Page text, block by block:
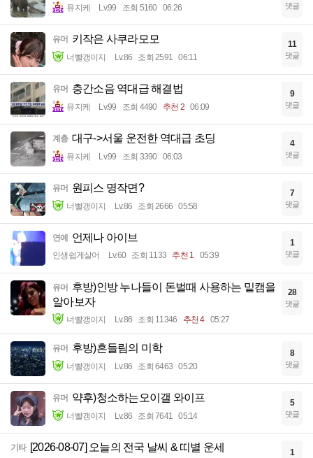
뮤지케 Lv.99 조회 5160 06:26 댓글
유머 키작은 사쿠라모모
너빨갱이지 Lv.86 조회 2591 06:11
11
댓글
유머 층간소음 역대급 해결법
뮤지케 Lv.99 조회 4490 추천 2 06:09
9
댓글
계층 대구->서울 운전한 역대급 초딩
뮤지케 Lv.99 조회 3390 06:03
4
댓글
유머 원피스 명작면?
너빨갱이지 Lv.86 조회 2666 05:58
7
댓글
연예 언제나 아이브
인생쉽게살어 Lv.60 조회 1133 추천 1 05:39
1
댓글
유머 후방)인방 누나들이 돈벌때 사용하는 밑캠을
알아보자
너빨갱이지 Lv.86 조회 11346 추천 4 05:27
28
댓글
유머 후방)흔들림의 미학
너빨갱이지 Lv.86 조회 6463 05:20
8
댓글
유머 약후)청소하는오이갤 와이프
너빨갱이지 Lv.86 조회 7641 05:14
5
댓글
기타 [2026-08-07] 오늘의 전국 날씨 & 띠별 운세 1